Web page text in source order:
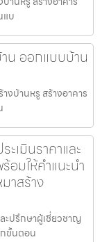
แบ
น ออกแบบบ้าน
งบ้านหรู สร้างอาคาร
เมินราคาและ
มให้คำแนะนำ
าสร้าง
ะปรึกษาผู้เชี่ยวชาญ
กขั้นตอน